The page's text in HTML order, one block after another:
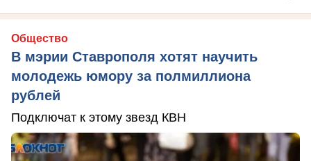
Общество
В мэрии Ставрополя хотят научить
молодежь юмору за полмиллиона
рублей
Подключат к этому звезд КВН